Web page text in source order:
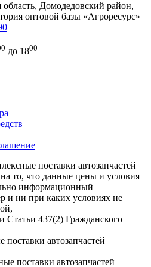
область, Домодедовский район,
оптовой базы «Агроресурс»
до 1800
поставки автозапчастей
то, что данные цены и условия
информационный
и ни при каких условиях не
Статьи 437(2) Гражданского
автозапчастей